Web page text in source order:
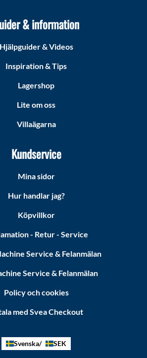
& information
Hjälpguider & Videos
Inspiration & Tips
Lagershop
Lite om oss
Villaägarna
Kundservice
Mina sidor
Hur handlar jag?
Köpvillkor
- Retur - Service
Service & Felanmälan
Service & Felanmälan
Policy och cookies
med Svea Checkout
Svenska SEK